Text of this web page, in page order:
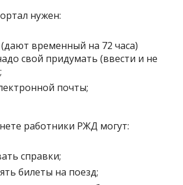
нужен:
временный на 72 часа)
свой придумать (ввести и не
почты;
работники РЖД могут:
справки;
билеты на поезд;